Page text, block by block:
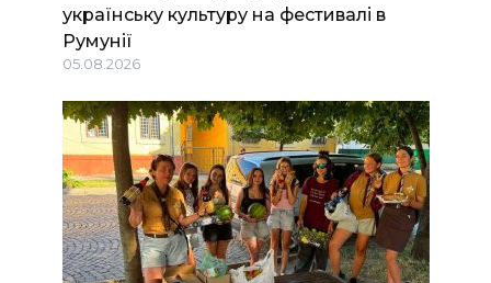
українську культуру на фестивалі в
Румунії
05.08.2026